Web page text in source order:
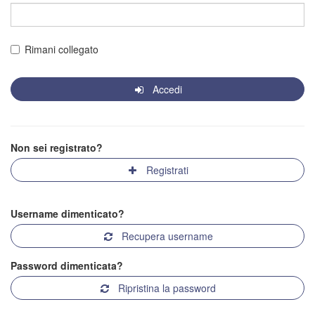
Rimani collegato
Accedi
Non sei registrato?
Registrati
Username dimenticato?
Recupera username
Password dimenticata?
Ripristina la password